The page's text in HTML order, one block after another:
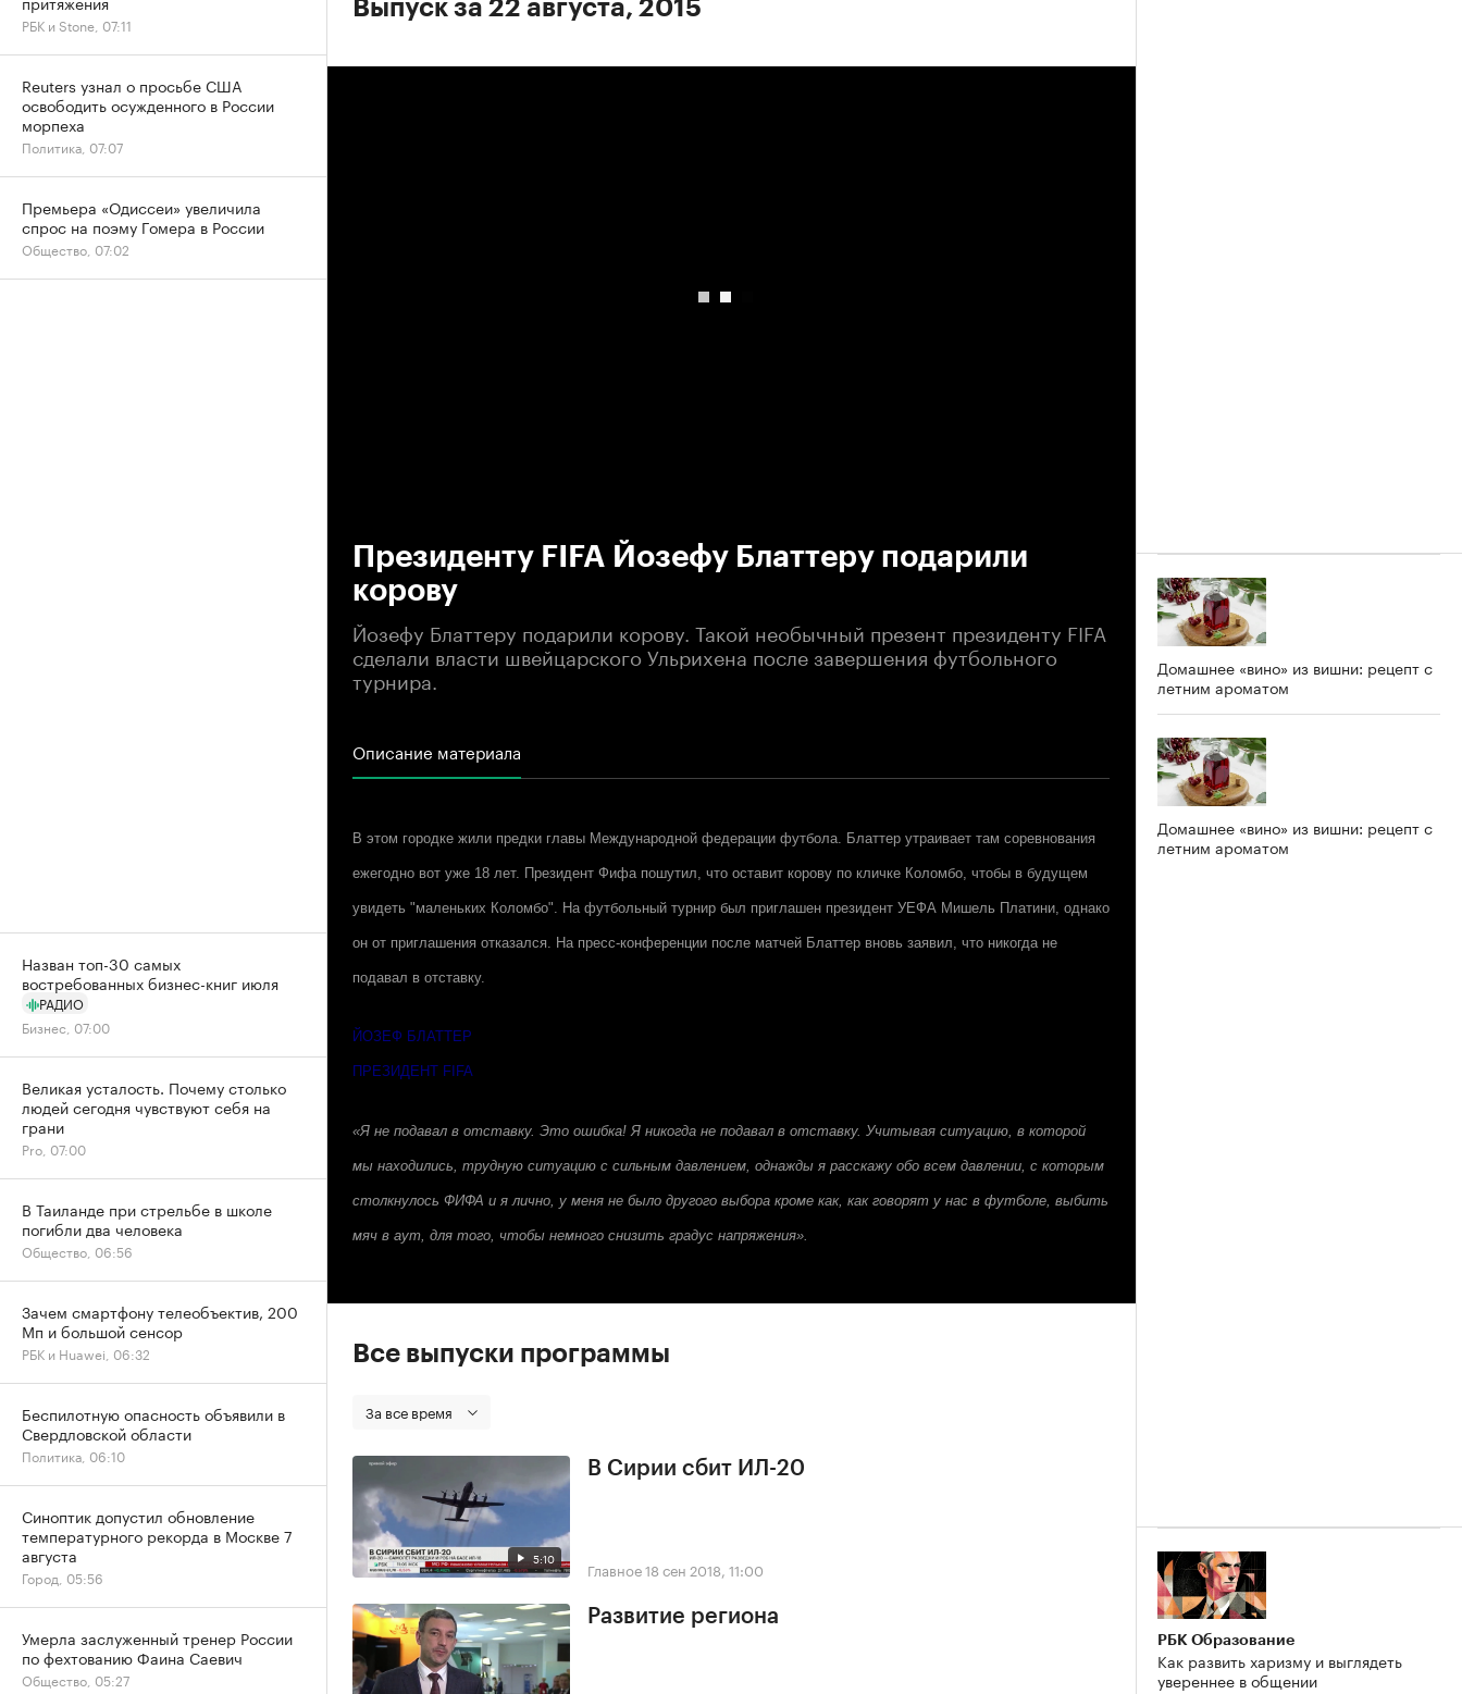
Выпуск за 22 августа, 2015
Президенту FIFA Йозефу Блаттеру подарили
корову
Йозефу Блаттеру подарили корову. Такой необычный презент президенту FIFA
сделали власти швейцарского Ульрихена после завершения футбольного
турнира.
Описание материала
В этом городке жили предки главы Международной федерации футбола. Блаттер утраивает там соревнования
ежегодно вот уже 18 лет. Президент Фифа пошутил, что оставит корову по кличке Коломбо, чтобы в будущем
увидеть "маленьких Коломбо". На футбольный турнир был приглашен президент УЕФА Мишель Платини, однако
он от приглашения отказался. На пресс-конференции после матчей Блаттер вновь заявил, что никогда не
подавал в отставку.
ЙОЗЕФ БЛАТТЕР
ПРЕЗИДЕНТ FIFA
«Я не подавал в отставку. Это ошибка! Я никогда не подавал в отставку. Учитывая ситуацию, в которой
мы находились, трудную ситуацию с сильным давлением, однажды я расскажу обо всем давлении, с которым
столкнулось ФИФА и я лично, у меня не было другого выбора кроме как, как говорят у нас в футболе, выбить
мяч в аут, для того, чтобы немного снизить градус напряжения».
Все выпуски программы
За все время
5:10
В Сирии сбит ИЛ-20
Главное18 сен 2018, 11:00
Развитие региона
Домашнее «вино» из вишни: рецепт с
летним ароматом
Домашнее «вино» из вишни: рецепт с
летним ароматом
РБК Образование
Как развить харизму и выглядеть
увереннее в общении
РБК и Stone, 07:11
Reuters узнал о просьбе США
освободить осужденного в России
морпеха
Политика, 07:07
Премьера «Одиссеи» увеличила
спрос на поэму Гомера в России
Общество, 07:02
Назван топ-30 самых
востребованных бизнес-книг июля
РАДИО
Бизнес, 07:00
Великая усталость. Почему столько
людей сегодня чувствуют себя на
грани
Pro, 07:00
В Таиланде при стрельбе в школе
погибли два человека
Общество, 06:56
Зачем смартфону телеобъектив, 200
Мп и большой сенсор
РБК и Huawei, 06:32
Беспилотную опасность объявили в
Свердловской области
Политика, 06:10
Синоптик допустил обновление
температурного рекорда в Москве 7
августа
Город, 05:56
Умерла заслуженный тренер России
по фехтованию Фаина Саевич
Общество, 05:27